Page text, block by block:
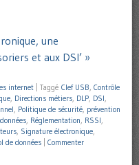
une
et aux DSI’ »
internet Taggé Clef USB, Contrôle
, Directions métiers, DLP, DSI,
, Politique de sécurité, prévention
, Réglementation, RSSI,
, Signature électronique,
de données Commenter